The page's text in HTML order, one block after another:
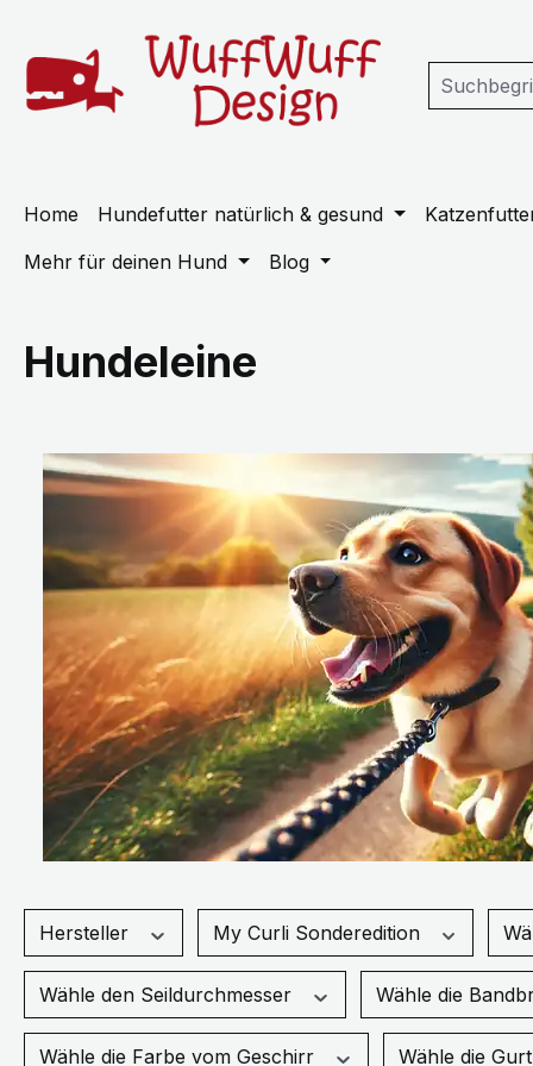
Home Hundefutter natürlich & gesund
Mehr für deinen Hund
Blog
Hundeleine
Hersteller My Curli Sonderedition
Wähle den Seildurchmesser Wähle die
Wähle die Farbe vom Geschirr Wähle die